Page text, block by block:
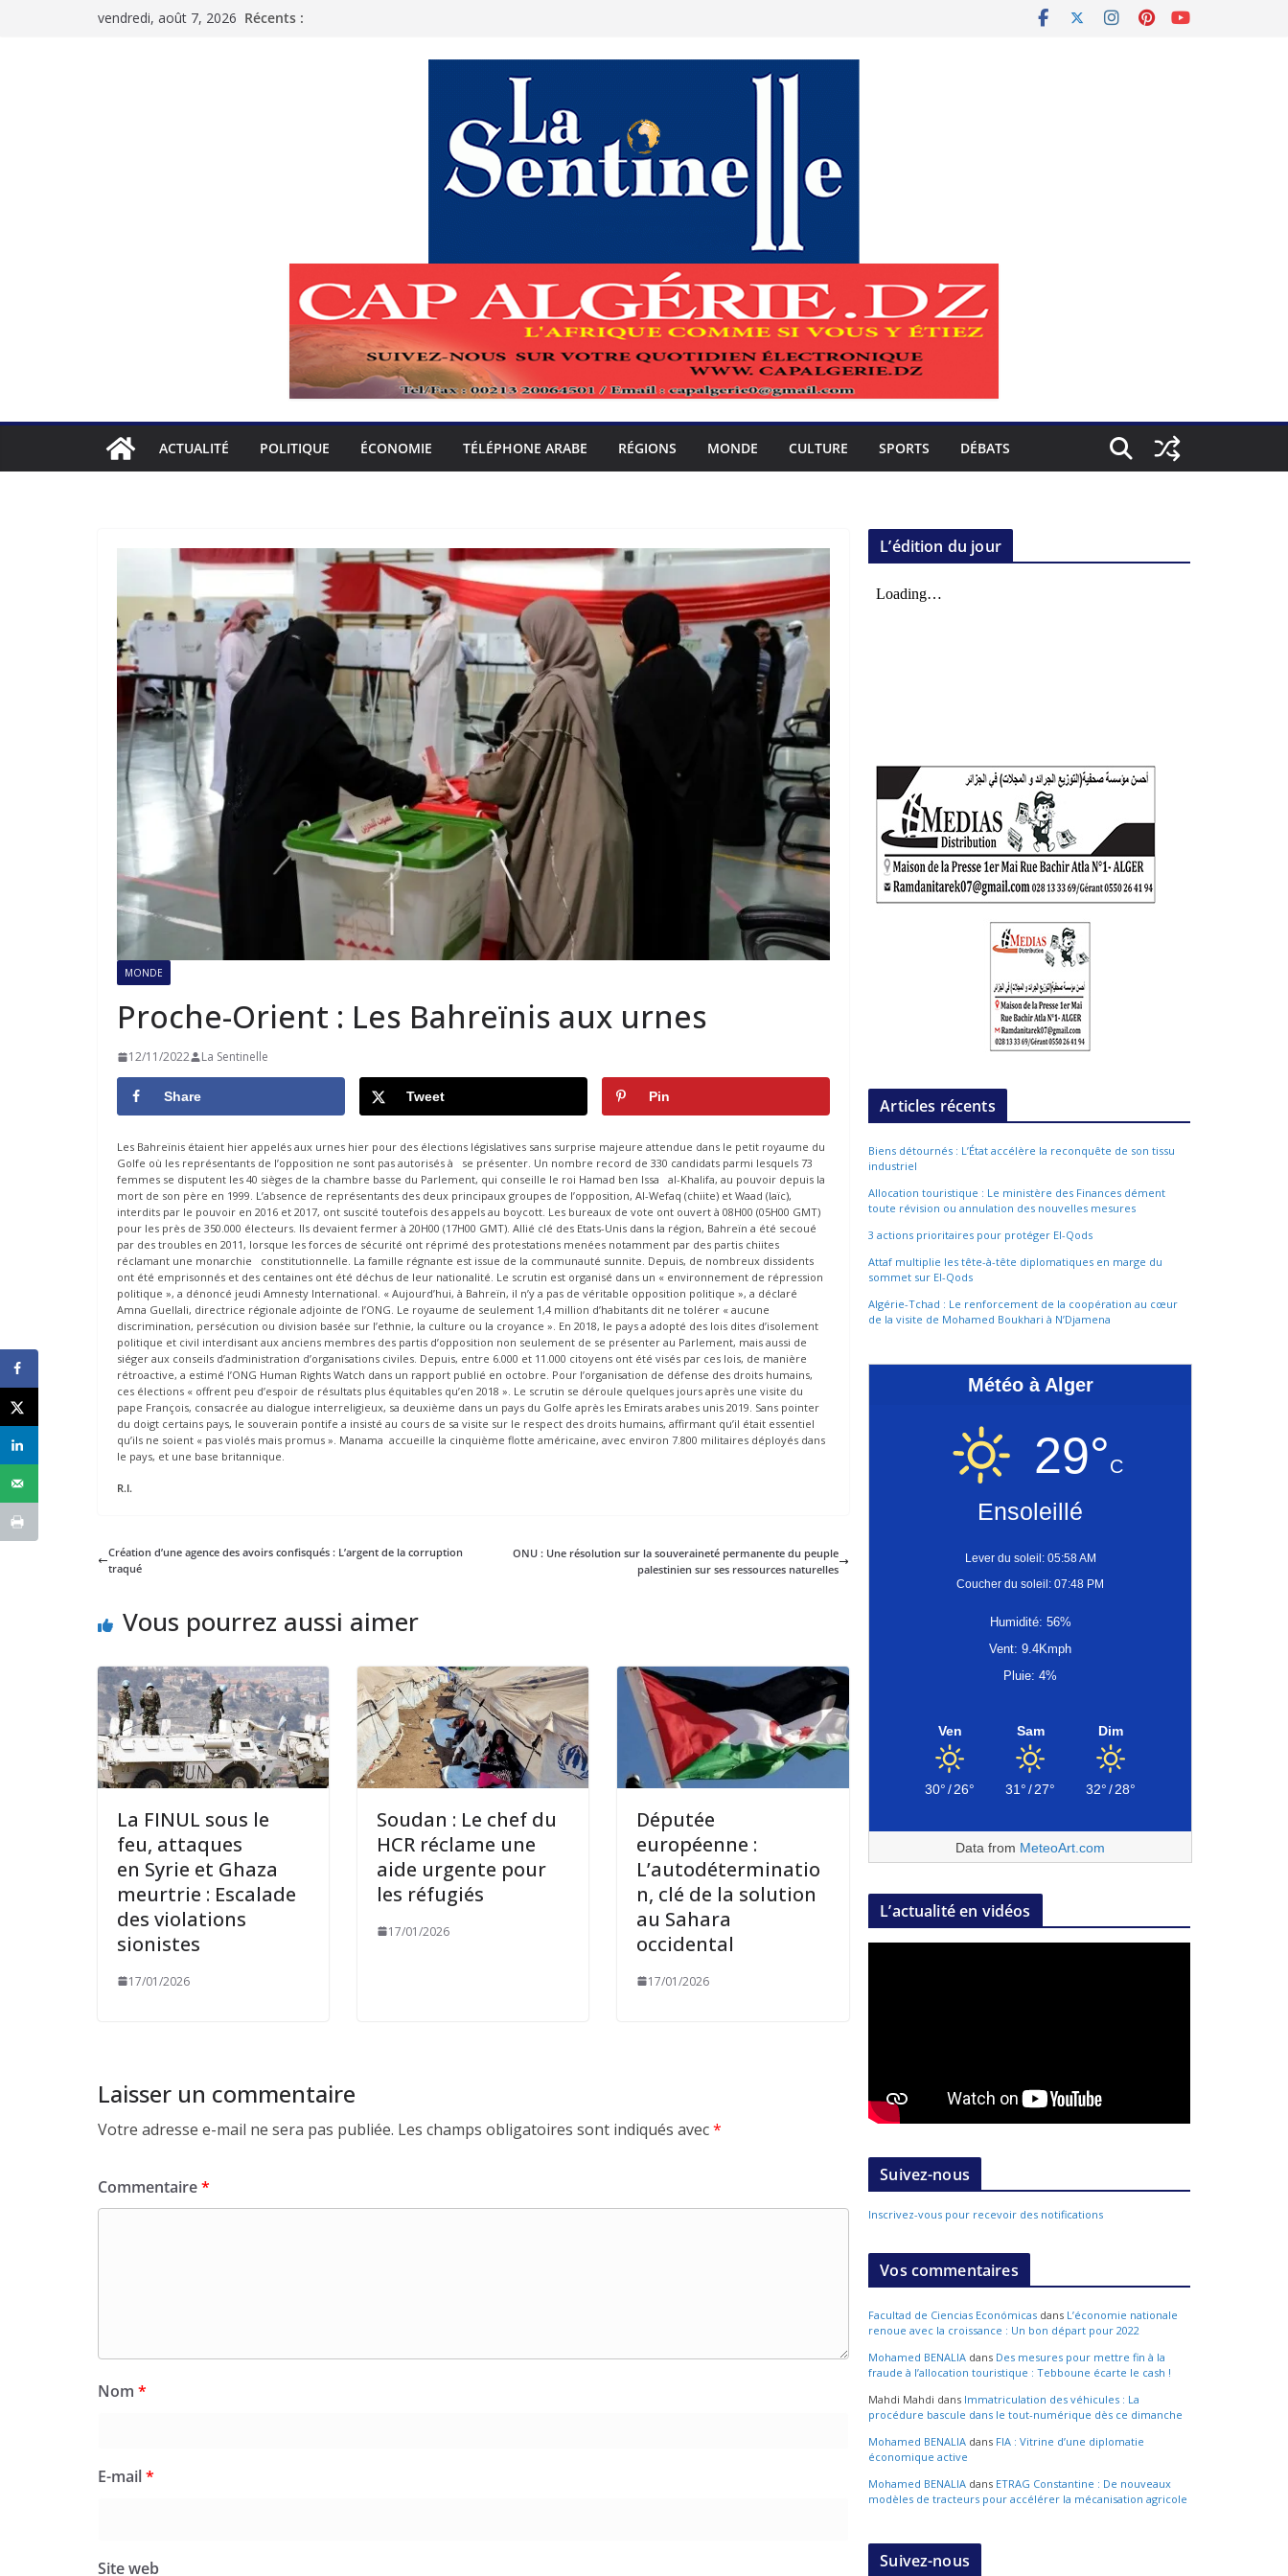
vendredi, août 7, 2026 Récents :
ACTUALITÉ POLITIQUE ÉCONOMIE TÉLÉPHONE ARABE RÉGIONS MONDE CULTURE SPORTS DÉBATS
MONDE
Proche-Orient : Les Bahreïnis aux urnes
12/11/2022 La Sentinelle
Share Tweet Pin
Les Bahreïnis étaient hier appelés aux urnes hier pour des élections législatives sans surprise majeure attendue dans le petit royaume du
Golfe où les représentants de l’opposition ne sont pas autorisés à se présenter. Un nombre record de 330 candidats parmi lesquels 73
femmes se disputent les 40 sièges de la chambre basse du Parlement, qui conseille le roi Hamad ben Issa al-Khalifa, au pouvoir depuis la
mort de son père en 1999. L’absence de représentants des deux principaux groupes de l’opposition, Al-Wefaq (chiite) et Waad (laïc),
interdits par le pouvoir en 2016 et 2017, ont suscité toutefois des appels au boycott. Les bureaux de vote ont ouvert à 08H00 (05H00 GMT)
pour les près de 350.000 électeurs. Ils devaient fermer à 20H00 (17H00 GMT). Allié clé des Etats-Unis dans la région, Bahreïn a été secoué
par des troubles en 2011, lorsque les forces de sécurité ont réprimé des protestations menées notamment par des partis chiites
réclamant une monarchie constitutionnelle. La famille régnante est issue de la communauté sunnite. Depuis, de nombreux dissidents
ont été emprisonnés et des centaines ont été déchus de leur nationalité. Le scrutin est organisé dans un « environnement de répression
politique », a dénoncé jeudi Amnesty International. « Aujourd’hui, à Bahreïn, il n’y a pas de véritable opposition politique », a déclaré
Amna Guellali, directrice régionale adjointe de l’ONG. Le royaume de seulement 1,4 million d’habitants dit ne tolérer « aucune
discrimination, persécution ou division basée sur l’ethnie, la culture ou la croyance ». En 2018, le pays a adopté des lois dites d’isolement
politique et civil interdisant aux anciens membres des partis d’opposition non seulement de se présenter au Parlement, mais aussi de
siéger aux conseils d’administration d’organisations civiles. Depuis, entre 6.000 et 11.000 citoyens ont été visés par ces lois, de manière
rétroactive, a estimé l’ONG Human Rights Watch dans un rapport publié en octobre. Pour l’organisation de défense des droits humains,
ces élections « offrent peu d’espoir de résultats plus équitables qu’en 2018 ». Le scrutin se déroule quelques jours après une visite du
pape François, consacrée au dialogue interreligieux, sa deuxième dans un pays du Golfe après les Emirats arabes unis 2019. Sans pointer
du doigt certains pays, le souverain pontife a insisté au cours de sa visite sur le respect des droits humains, affirmant qu’il était essentiel
qu’ils ne soient « pas violés mais promus ». Manama accueille la cinquième flotte américaine, avec environ 7.800 militaires déployés dans
le pays, et une base britannique.
R.I.
Création d’une agence des avoirs confisqués : L’argent de la corruption
traqué
ONU : Une résolution sur la souveraineté permanente du peuple
palestinien sur ses ressources naturelles
Vous pourrez aussi aimer
La FINUL sous le
feu, attaques
en Syrie et Ghaza
meurtrie : Escalade
des violations
sionistes
17/01/2026
Soudan : Le chef du
HCR réclame une
aide urgente pour
les réfugiés
17/01/2026
Députée
européenne :
L’autodéterminatio
n, clé de la solution
au Sahara
occidental
17/01/2026
Laisser un commentaire
Votre adresse e-mail ne sera pas publiée. Les champs obligatoires sont indiqués avec*
Commentaire*
Nom *
E-mail*
Site web
L’édition du jour
Articles récents
Biens détournés : L’État accélère la reconquête de son tissu
industriel
Allocation touristique : Le ministère des Finances dément
toute révision ou annulation des nouvelles mesures
3 actions prioritaires pour protéger El-Qods
Attaf multiplie les tête-à-tête diplomatiques en marge du
sommet sur El-Qods
Algérie-Tchad : Le renforcement de la coopération au cœur
de la visite de Mohamed Boukhari à N’Djamena
Météo à Alger
29°C
Ensoleillé
Lever du soleil: 05:58 AM
Coucher du soleil: 07:48 PM
Humidité: 56%
Vent: 9.4Kmph
Pluie: 4%
Ven
30°/26°
Sam
31°/27°
Dim
32°/28°
Data from MeteoArt.com
L’actualité en vidéos
Suivez-nous
Inscrivez-vous pour recevoir des notifications
Vos commentaires
Facultad de Ciencias Económicas dans L’économie nationale
renoue avec la croissance : Un bon départ pour 2022
Mohamed BENALIA dans Des mesures pour mettre fin à la
fraude à l’allocation touristique : Tebboune écarte le cash !
Mahdi Mahdi dans Immatriculation des véhicules : La
procédure bascule dans le tout-numérique dès ce dimanche
Mohamed BENALIA dans FIA : Vitrine d’une diplomatie
économique active
Mohamed BENALIA dans ETRAG Constantine : De nouveaux
modèles de tracteurs pour accélérer la mécanisation agricole
Suivez-nous